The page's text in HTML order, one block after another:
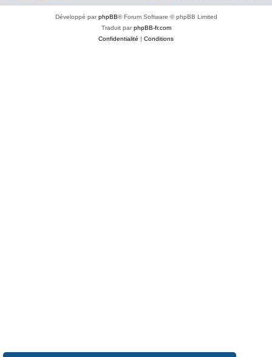
Développé parphpBB® Forum Software © phpBB Limited
Traduit parphpBB-fr.com
Confidentialité | Conditions